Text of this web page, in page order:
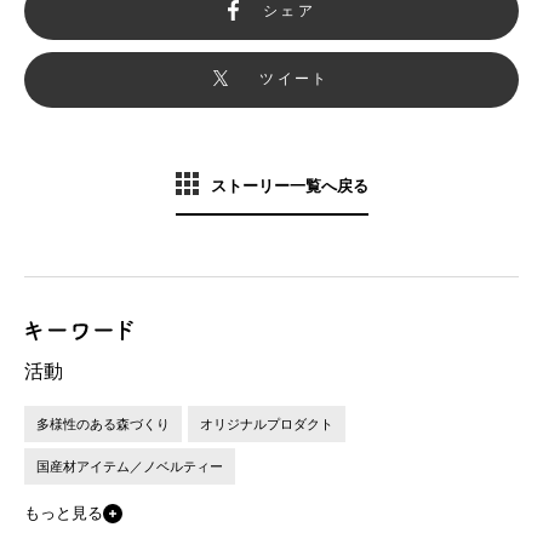
シェア
ツイート
ストーリー一覧へ戻る
活動
多様性のある森づくり オリジナルプロダクト
国産材アイテム／ノベルティー
もっと見る